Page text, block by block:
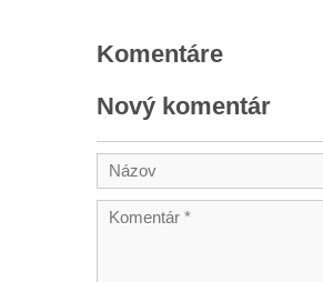
Komentáre
Nový komentár